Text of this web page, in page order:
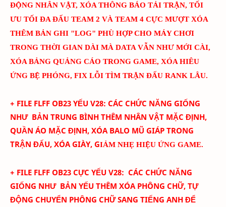
ĐỘNG NHÂN VẬT, XÓA THÔNG BÁO TẢI TRẬN, TỐI
ƯU TỐI ĐA ĐẤU TEAM 2 VÀ TEAM 4 CỰC MƯỢT XÓA
THÊM BẢN GHI "LOG" PHÙ HỢP CHO MÁY CHƠI
TRONG THỜI GIAN DÀI MÀ DATA VẪN NHƯ MỚI CÀI,
XÓA BẢNG QUẢNG CÁO TRONG GAME, XÓA HIÊU
ỨNG BỆ PHÓNG, FIX LỖI TÌM TRẬN ĐẤU RANK LÂU.
+ FILE FLFF OB23 YẾU V28: CÁC CHỨC NĂNG GIỐNG
NHƯ BẢN TRUNG BÌNH THÊM NHÂN VẬT MẶC ĐỊNH,
QUẦN ÁO MẶC ĐỊNH, XÓA BALO MŨ GIÁP TRONG
TRẬN ĐẤU, XÓA GIÀY, GIẢM NHẸ HIỆU ỨNG GAME.
+ FILE FLFF OB23 CỰC YẾU V28: CÁC CHỨC NĂNG
GIỐNG NHƯ BẢN YẾU THÊM XÓA PHÔNG CHỮ, TỰ
ĐỘNG CHUYỂN PHÔNG CHỮ SANG TIẾNG ANH ĐỂ